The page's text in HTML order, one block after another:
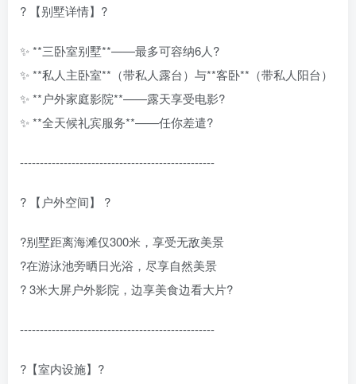
? 【别墅详情】?
✨ **三卧室别墅**——最多可容纳6人?
✨ **私人主卧室**（带私人露台）与**客卧**（带私人阳台）
✨ **户外家庭影院**——露天享受电影?
✨ **全天候礼宾服务**——任你差遣?
-------------------------------------------------
? 【户外空间】 ?
?别墅距离海滩仅300米，享受无敌美景
?在游泳池旁晒日光浴，尽享自然美景
? 3米大屏户外影院，边享美食边看大片?
-------------------------------------------------
?【室内设施】?